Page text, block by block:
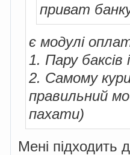
приват
є модулі
1. Пару
2. Самому
правильний
пахати)
Мені підходить